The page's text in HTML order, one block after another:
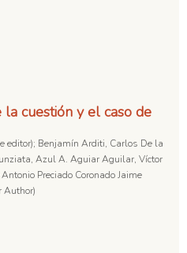
cuestión y el caso de
editor); Benjamín Arditi, Carlos De la
Azul A. Aguiar Aguilar, Víctor
Preciado Coronado Jaime
Author)